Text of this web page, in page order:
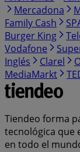
Mercadona
Family Cash
Burger King
Vodafone
Inglés
Clarel
MediaMarkt
Tiendeo forma
tecnológica que
en todo el